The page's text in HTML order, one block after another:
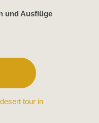
und Ausflüge